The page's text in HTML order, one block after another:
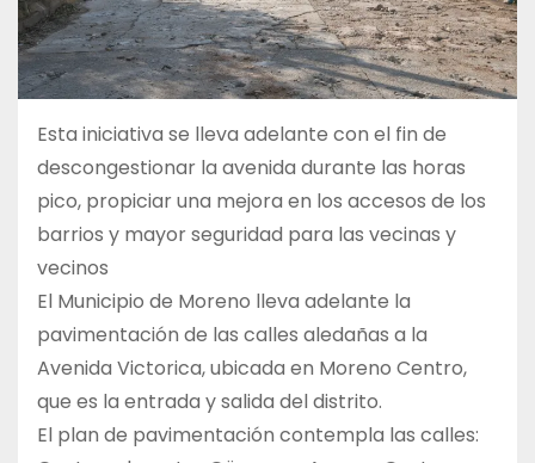
Esta iniciativa se lleva adelante con el fin de
descongestionar la avenida durante las horas
pico, propiciar una mejora en los accesos de los
barrios y mayor seguridad para las vecinas y
vecinos
El Municipio de Moreno lleva adelante la
pavimentación de las calles aledañas a la
Avenida Victorica, ubicada en Moreno Centro,
que es la entrada y salida del distrito.
El plan de pavimentación contempla las calles: